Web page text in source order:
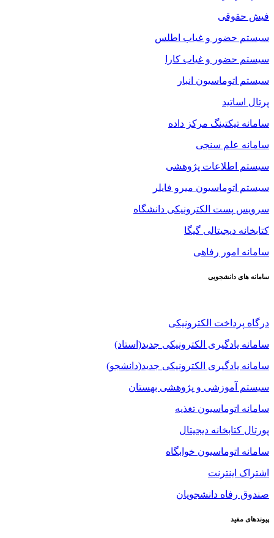
فیش حقوقی
سیستم حضور و غیاب اطلس
سیستم حضور و غیاب کارا
سیستم اتوماسیون انبار
پرتال اساتید
سامانه تیکتینگ مرکز داده
سامانه علم سنجی
سیستم اطلاعات پژوهشی
سیستم اتوماسیون میرو فایلر
سرویس پست الکترونیکی دانشگاه
کتابخانه دیجیتالی گیگا
سامانه امور رفاهی
سامانه های دانشجویی
درگاه پرداخت الکترونیکی
سامانه یادگیری الکترونیکی جدید(استاد)
سامانه یادگیری الکترونیکی جدید(دانشجو)
سیستم آموزشی و پژوهشی بهستان
سامانه اتوماسیون تغذیه
پورتال کتابخانه دیجیتال
سامانه اتوماسیون خوابگاه
اشتراک اینترنت
صندوق رفاه دانشجویان
پیوندهای مفید